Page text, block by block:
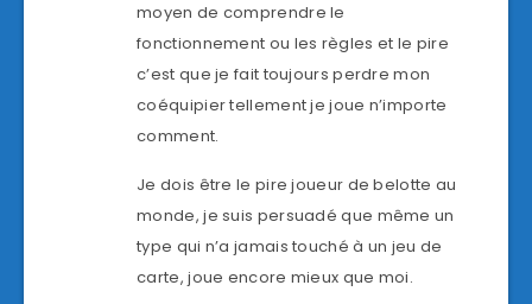
moyen de comprendre le
fonctionnement ou les règles et le pire
c’est que je fait toujours perdre mon
coéquipier tellement je joue n’importe
comment.
Je dois être le pire joueur de belotte au
monde, je suis persuadé que même un
type qui n’a jamais touché à un jeu de
carte, joue encore mieux que moi.